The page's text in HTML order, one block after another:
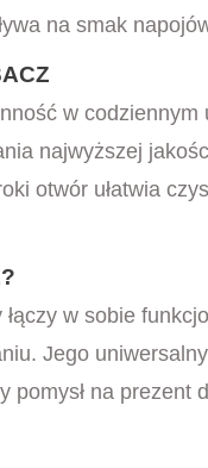
na smak
w
najwyższej
otwór ułatwia
w sobie
Jego
na prezent